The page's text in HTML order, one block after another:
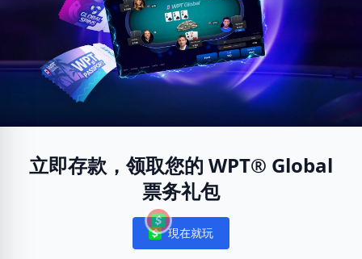
立即存款，领取您的 WPT® Global
票务礼包
Notifications
現在就玩